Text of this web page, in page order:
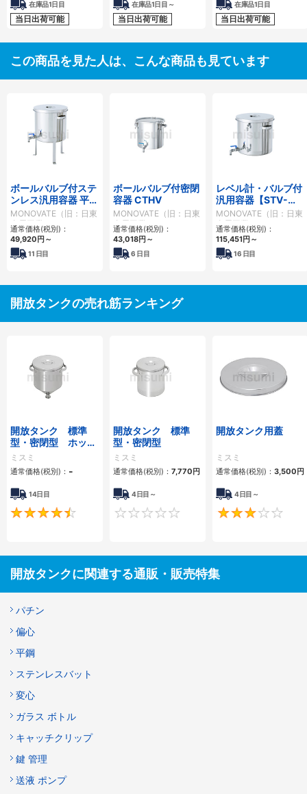
在庫品1日目
当日出荷可能
在庫品1日目～
当日出荷可能
在庫品1日目
当日出荷可能
この商品を見た人は、こんな商品も見ています
ボールバルブ付ステ
ンレス汎用容器 平鋼
脚付【STV-FL】
MONOVATE（旧：日東
金属工業）
通常価格(税別)：
49,920円～
11 日目
ボールバルブ付密閉
容器 CTHV
MONOVATE（旧：日東
金属工業）
通常価格(税別)：
43,018円～
6 日目
レベル計・バルブ付
汎用容器【STV-
LV】
MONOVATE（旧：日東
金属工業）
通常価格(税別)：
115,451円～
16 日目
開放タンクの売れ筋ランキング
開放タンク 標準
型・密閉型 ホッパ
ータイプ
ミスミ
通常価格(税別)： -
14日目
4.7
開放タンク 標準
型・密閉型
ミスミ
通常価格(税別)： 7,770円
4日目～
0
開放タンク用蓋
ミスミ
通常価格(税別)： 3,500円
4日目～
開放タンクに関連する通販・販売特集
パチン
偏心
平鋼
ステンレスバット
変心
ガラス ボトル
キャッチクリップ
鍵 管理
送液 ポンプ